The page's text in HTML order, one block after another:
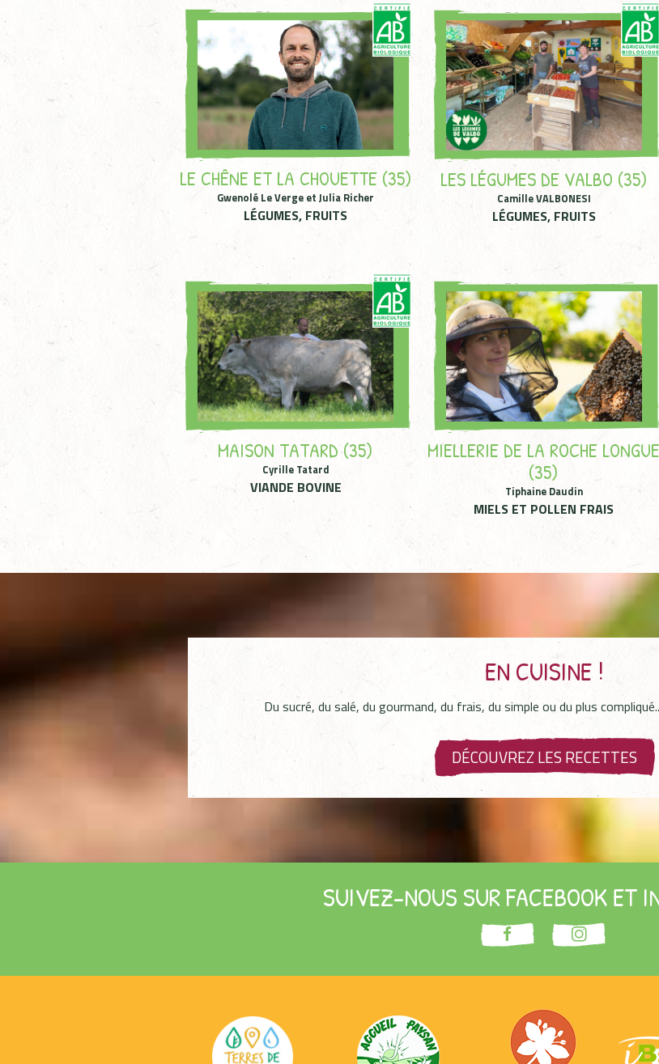
LE CHÊNE ET LA CHOUETTE (35)
Gwenolé Le Verge et Julia Richer
LÉGUMES, FRUITS
LES LÉGUMES DE VALBO (35)
Camille VALBONESI
LÉGUMES, FRUITS
MAISON TATARD (35)
Cyrille Tatard
VIANDE BOVINE
MIELLERIE DE LA ROCHE LONGUE
(35)
Tiphaine Daudin
MIELS ET POLLEN FRAIS
EN CUISINE !
Du sucré, du salé, du gourmand, du frais, du simple ou du plus
DÉCOUVREZ LES RECETTES
SUIVEZ-NOUS SUR FACEBOOK ET